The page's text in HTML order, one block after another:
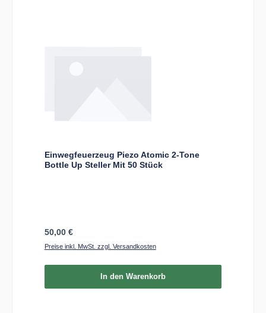
Einwegfeuerzeug Piezo Atomic 2-Tone
Bottle Up Steller Mit 50 Stück
Regulärer Preis:
50,00 €
Preise inkl. MwSt. zzgl. Versandkosten
In den Warenkorb